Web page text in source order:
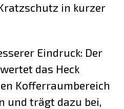
in kurzer
Eindruck: Der
das Heck
Kofferraumbereich
und trägt dazu bei,